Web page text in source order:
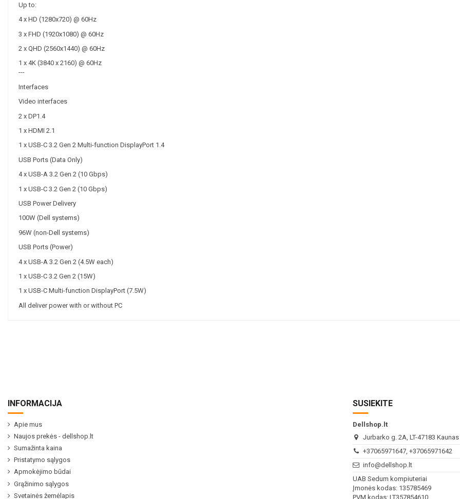
Up to:
4 x HD (1280x720) @ 60Hz
3 x FHD (1920x1080) @ 60Hz
2 x QHD (2560x1440) @ 60Hz
1 x 4K (3840 x 2160) @ 60Hz
---
Interfaces
Video interfaces
2 x DP1.4
1 x HDMI 2.1
1 x USB-C 3.2 Gen 2 Multi-function DisplayPort 1.4
USB Ports (Data Only)
4 x USB-A 3.2 Gen 2 (10 Gbps)
1 x USB-C 3.2 Gen 2 (10 Gbps)
USB Power Delivery
100W (Dell systems)
96W (non-Dell systems)
USB Ports (Power)
4 x USB-A 3.2 Gen 2 (4.5W each)
1 x USB-C 3.2 Gen 2 (15W)
1 x USB-C Multi-function DisplayPort (7.5W)
All deliver power with or without PC
INFORMACIJA
Apie mus
Naujos prekės - dellshop.lt
Sumažinta kaina
Pristatymo sąlygos
Apmokėjimo būdai
Grąžinimo sąlygos
Svetainės žemėlapis
SUSIEKITE
Dellshop.lt
Jurbarko g. 2A, LT-47183
+37065971647, +37065971642
info@dellshop.lt
UAB Sedum kompiuteriai
Įmonės kodas: 135785469
PVM kodas: LT357854610